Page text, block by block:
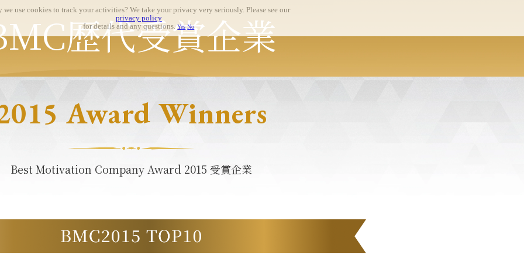
歴代受賞企業
Award Winners
Best Motivation Company Award 2015 受賞企業
we use cookies to track your activities? We take your privacy very seriously. Please see our
privacy policy
for details and any questions.Yes No